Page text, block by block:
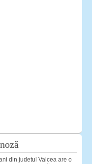
din judetul Valcea are o